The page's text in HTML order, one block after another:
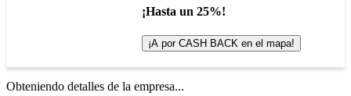
¡Hasta un 25%!
¡A por CASH BACK en el mapa!
Obteniendo detalles de la empresa...